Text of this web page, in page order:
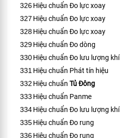
326Hiệu chuẩn Đo lực xoay
327 Hiệu chuẩn Đo lực xoay
328Hiệu chuẩn Đo lực xoay
329Hiệu chuẩn Đo dòng
330Hiệu chuẩn Đo lưu lượng khí
331 Hiệu chuẩn Phát tín hiệu
332 Hiệu chuẩn Tủ Đông
333 Hiệu chuẩn Panme
334Hiệu chuẩn Đo lưu lượng khí
335Hiệu chuẩn Đo rung
336Hiệu chuẩn Đo rung